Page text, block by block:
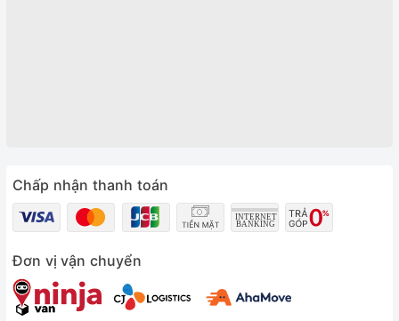
Chấp nhận thanh toán
Đơn vị vận chuyển